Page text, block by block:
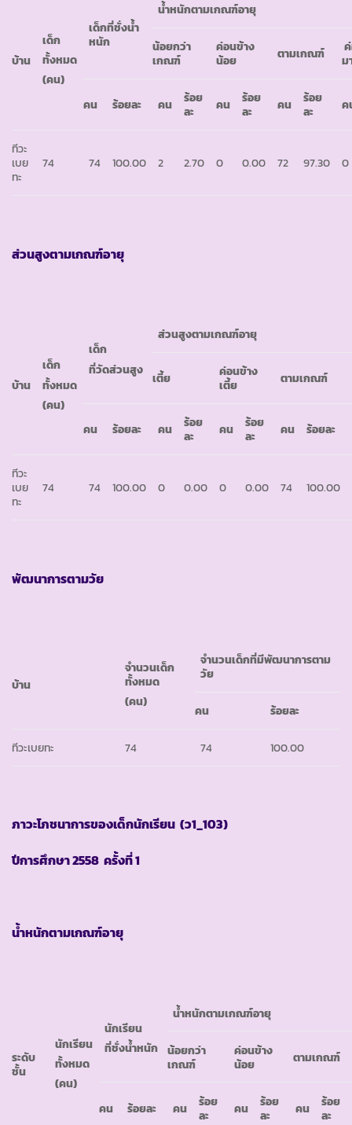
บ้าน
เด็ก
ทั้งหมด
(คน)
เด็กที่ชั่งน้ำ
หนัก
น้ำหนักตามเกณฑ์อายุ
น้อยกว่า
เกณฑ์
ค่อนข้าง
น้อย
ตามเกณฑ์
ม
คน ร้อยละ คน
ร้อย
ละ
คน
ร้อย
ละ
คน
ร้อย
ละ
ค
ทีวะ
เบย
ทะ
74 74 100.00 2 2.70 0 0.00 72 97.30 0
ส่วนสูงตามเกณฑ์อายุ
บ้าน
เด็ก
ทั้งหมด
(คน)
เด็ก
ที่วัดส่วนสูง
ส่วนสูงตามเกณฑ์อายุ
เตี้ย
ค่อนข้าง
เตี้ย
ตามเกณฑ์
คน ร้อยละ คน
ร้อย
ละ
คน
ร้อย
ละ
คน ร้อยละ
ทีวะ
เบย
ทะ
74 74 100.00 0 0.00 0 0.00 74 100.00
พัฒนาการตามวัย
บ้าน
จำนวนเด็ก
ทั้งหมด
(คน)
จำนวนเด็กที่มีพัฒนาการตาม
วัย
คน ร้อยละ
ทีวะเบยทะ 74 74 100.00
ภาวะโภชนาการของเด็กนักเรียน (ว1_103)
ปีการศึกษา2558 ครั้งที่ 1
น้ำหนักตามเกณฑ์อายุ
ระดับ
ชั้น
นักเรียน
ทั้งหมด
(คน)
นักเรียน
ที่ชั่งน้ำหนัก
น้ำหนักตามเกณฑ์อายุ
น้อยกว่า
เกณฑ์
ค่อนข้าง
น้อย
ตามเกณฑ์
คน ร้อยละ คน
ร้อย
ละ
คน
ร้อย
ละ
คน
ร้อย
ละ